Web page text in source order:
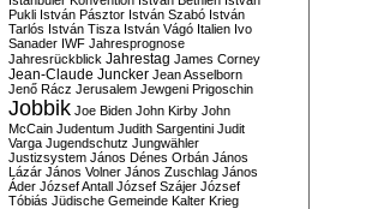
Pukli István Pásztor István Szabó István
Tarlós István Tisza István Vágó Italien Ivo
Sanader IWF Jahresprognose
Jahresrückblick Jahrestag James Corney
Jean-Claude Juncker Jean Asselborn
Jenő Rácz Jerusalem Jewgeni Prigoschin
Jobbik Joe Biden John Kirby John
McCain Judentum Judith Sargentini Judit
Varga Jugendschutz Jungwähler
Justizsystem János Dénes Orbán János
Lázár János Volner János Zuschlag János
Áder József Antall József Szájer József
Tóbiás Jüdische Gemeinde Kalter Krieg